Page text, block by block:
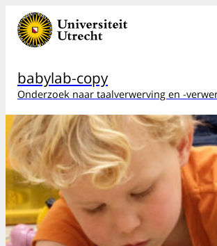
babylab-copy
Onderzoek naar taalverwerving en -